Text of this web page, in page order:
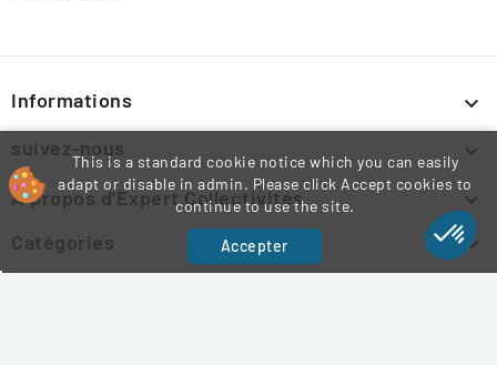
Informations 
suivez-nous 
À propos d'Expert Collectivités 
Catégories 
This is a standard cookie notice which you can easily
adapt or disable in admin. Please click Accept cookies to
continue to use the site.
Accepter